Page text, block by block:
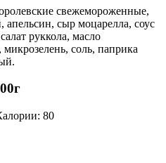
свежемороженные,
сыр моцарелла, соус
руккола, масло
микрозелень, соль, паприка
: 80